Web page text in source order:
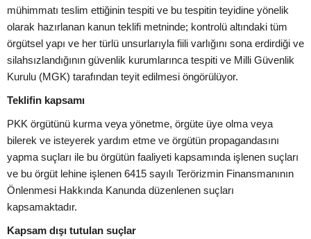
mühimmatı teslim ettiğinin tespiti ve bu tespitin teyidine yönelik
olarak hazırlanan kanun teklifi metninde; kontrolü altındaki tüm
örgütsel yapı ve her türlü unsurlarıyla fiili varlığını sona erdirdiği ve
silahsızlandığının güvenlik kurumlarınca tespiti ve Milli Güvenlik
Kurulu (MGK) tarafından teyit edilmesi öngörülüyor.
Teklifin kapsamı
PKK örgütünü kurma veya yönetme, örgüte üye olma veya
bilerek ve isteyerek yardım etme ve örgütün propagandasını
yapma suçları ile bu örgütün faaliyeti kapsamında işlenen suçları
ve bu örgüt lehine işlenen 6415 sayılı Terörizmin Finansmanının
Önlenmesi Hakkında Kanunda düzenlenen suçları
kapsamaktadır.
Kapsam dışı tutulan suçlar